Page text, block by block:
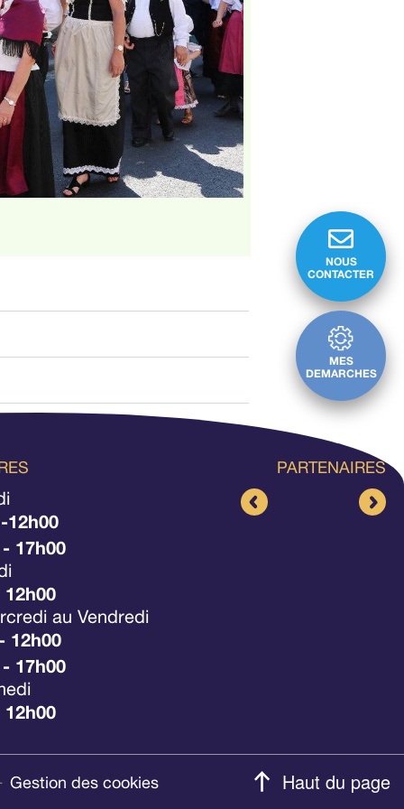
NOUS
CONTACTER
MES
DEMARCHES
12h00
17h00
au Vendredi
12h00
17h00
PARTENAIRES
Gestion des cookies